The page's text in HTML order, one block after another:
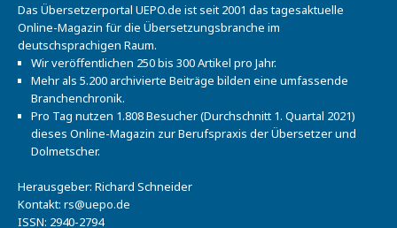
Das Übersetzerportal UEPO.de ist seit 2001 das tagesaktuelle
Online-Magazin für die Übersetzungsbranche im
deutschsprachigen Raum.
Wir veröffentlichen 250 bis 300 Artikel pro Jahr.
Mehr als 5.200 archivierte Beiträge bilden eine umfassende
Branchenchronik.
Pro Tag nutzen 1.808 Besucher (Durchschnitt 1. Quartal 2021)
dieses Online-Magazin zur Berufspraxis der Übersetzer und
Dolmetscher.
Herausgeber: Richard Schneider
Kontakt: rs@uepo.de
ISSN: 2940-2794